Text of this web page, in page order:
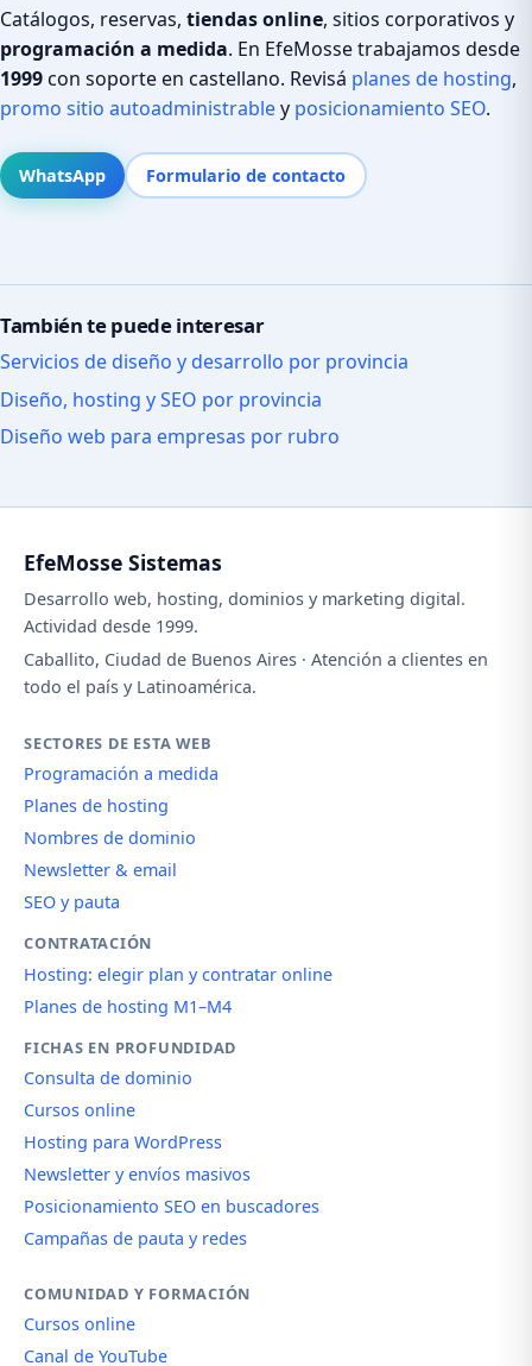
Catálogos, reservas, tiendas online, sitios corporativos y
programación a medida. En EfeMosse trabajamos desde
1999con soporte en castellano. Revisá planes de hosting,
promo sitio autoadministrabley posicionamiento SEO.
WhatsApp Formulario de contacto
También te puede interesar
Servicios de diseño y desarrollo por provincia
Diseño, hosting y SEO por provincia
Diseño web para empresas por rubro
EfeMosse Sistemas
Desarrollo web, hosting, dominios y marketing digital.
Actividad desde 1999.
Caballito, Ciudad de Buenos Aires · Atención a clientes en
todo el país y Latinoamérica.
SECTORES DE ESTA WEB
Programación a medida
Planes de hosting
Nombres de dominio
Newsletter & email
SEO y pauta
CONTRATACIÓN
Hosting: elegir plan y contratar online
Planes de hosting M1–M4
FICHAS EN PROFUNDIDAD
Consulta de dominio
Cursos online
Hosting para WordPress
Newsletter y envíos masivos
Posicionamiento SEO en buscadores
Campañas de pauta y redes
COMUNIDAD Y FORMACIÓN
Cursos online
Canal de YouTube